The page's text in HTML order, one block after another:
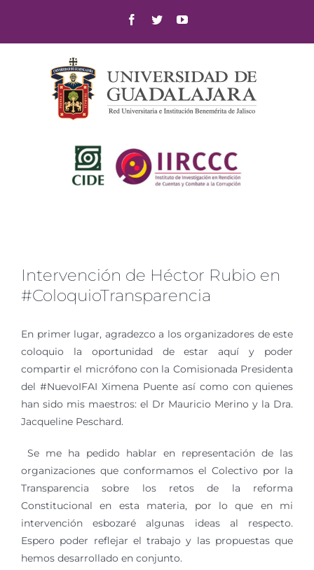
content
Facebook
TwitterYouTube
Intervención de Héctor Rubio en
#ColoquioTransparencia
En primer lugar, agradezco a los organizadores de este
coloquio la oportunidad de estar aquí y poder
compartir el micrófono con la Comisionada Presidenta
del #NuevoIFAI Ximena Puente así como con quienes
han sido mis maestros: el Dr Mauricio Merino y la Dra.
Jacqueline Peschard.
Se me ha pedido hablar en representación de las
organizaciones que conformamos el Colectivo por la
Transparencia sobre los retos de la reforma
Constitucional en esta materia, por lo que en mi
intervención esbozaré algunas ideas al respecto.
Espero poder reflejar el trabajo y las propuestas que
hemos desarrollado en conjunto.